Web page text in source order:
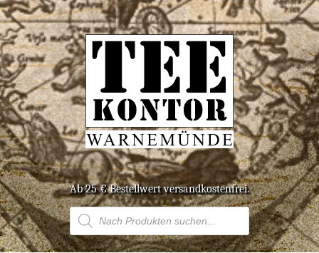
Ab 25 € Bestell­wert versandkostenfrei.
Products
search